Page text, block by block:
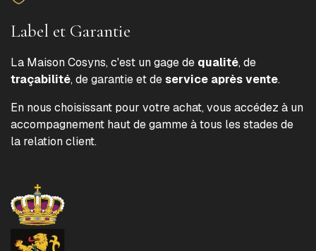
Label et Garantie
La Maison Cosyns, c'est un gage de qualité, de
traçabilité, de garantie et deservice après vente.
En nous choisissant pour votre achat, vous accédez à un
accompagnement haut de gamme à tous les stades de
la relation client.